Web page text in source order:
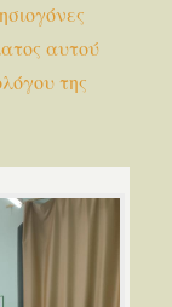
αυτού
της